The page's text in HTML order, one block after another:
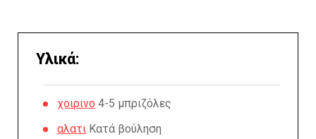
Υλικά:
χοιρινο 4-5 μπριζόλες
αλατι Κατά βούληση